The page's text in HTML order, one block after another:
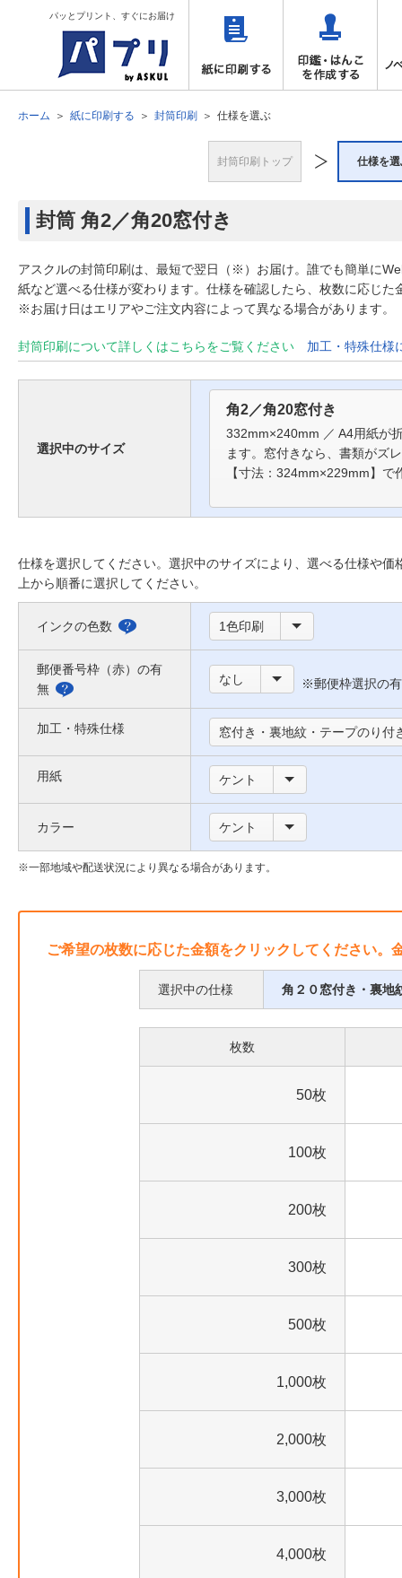
パッとプリント、すぐにお届け
ホーム 紙に印刷する 封筒印刷 仕様を選ぶ
封筒印刷トップ 仕様を
封筒 角2／角20窓付き
アスクルの封筒印刷は、最短で翌日（※）お届け。誰でも簡単に
紙など選べる仕様が変わります。仕様を確認したら、枚数に応じ
※お届け日はエリアやご注文内容によって異なる場合があります。
封筒印刷について詳しくはこちらをご覧ください 加工・特殊仕様
選択中のサイズ
角2／角20窓付き
332mm×240mm ／ A4用紙が
ます。窓付きなら、書類がズ
【寸法：324mm×229mm】で
仕様を選択してください。選択中のサイズにより、選べる仕様や価
上から順番に選択してください。
インクの色数
べ
い
1色印刷
郵便番号枠（赤）の有
無
便
番
枠
つ
なし ※郵便枠選択の
加工・特殊仕様 窓付き・裏地紋・テープのり付
用紙 ケント
カラー ケント
一部地域や配送状況により異なる場合があります。
ご希望の枚数に応じた金額をクリックしてください
選択中の仕様 角２０窓付き・裏地
枚数
50枚
100枚
200枚
300枚
500枚
1,000枚
2,000枚
3,000枚
4,000枚